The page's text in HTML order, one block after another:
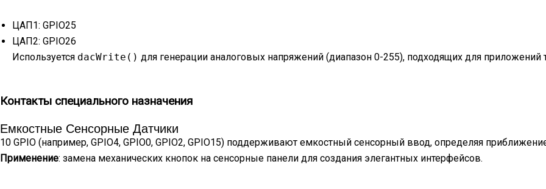
ЦАП1: GPIO25
ЦАП2: GPIO26
Используется dacWrite() для генерации аналоговых напряжений (диапазон 0-255), подходящих для приложений
Контакты специального назначения
Емкостные Сенсорные Датчики
10 GPIO (например, GPIO4, GPIO0, GPIO2, GPIO15) поддерживают емкостный сенсорный ввод, определяя
Применение: замена механических кнопок на сенсорные панели для создания элегантных интерфейсов.